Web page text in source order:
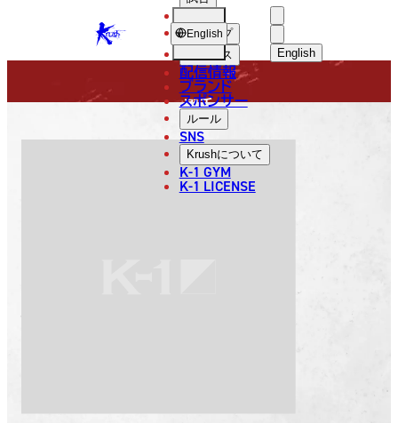
KRUSH English
ショップ
ニュース
配信情報
ブランド
スポンサー
ルール
SNS
Krushについて
K-1 GYM
K-1 LICENSE
English
FIGHTER
選手